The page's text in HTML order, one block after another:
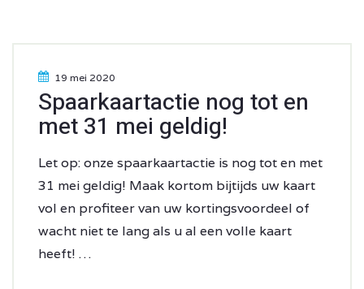
19 mei 2020
Spaarkaartactie nog tot en
met 31 mei geldig!
Let op: onze spaarkaartactie is nog tot en met
31 mei geldig! Maak kortom bijtijds uw kaart
vol en profiteer van uw kortingsvoordeel of
wacht niet te lang als u al een volle kaart
heeft! …